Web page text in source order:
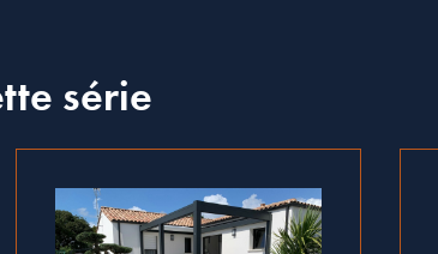
série